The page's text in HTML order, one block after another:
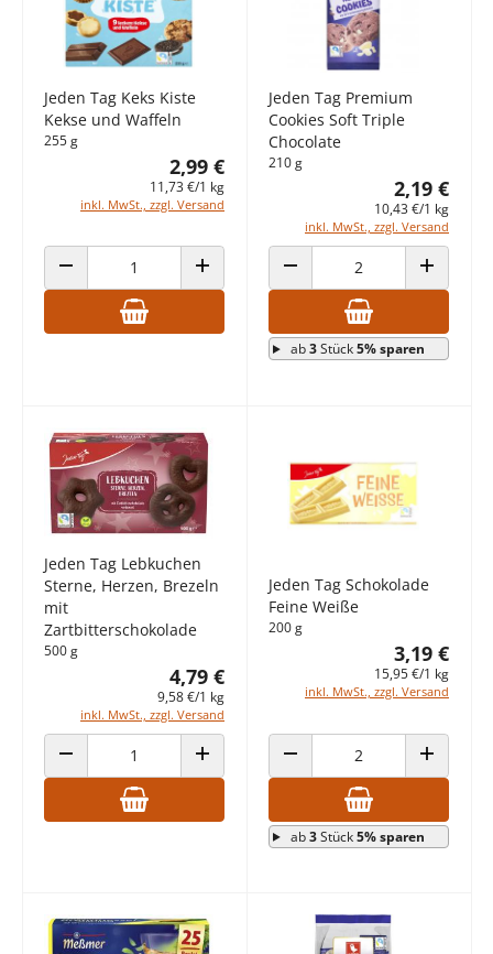
Jeden Tag Keks Kiste
Kekse und Waffeln
255 g
2,99 €
11,73 €/1 kg
inkl. MwSt., zzgl. Versand
ANZAHL VERRINGERN ANZAHL ERHÖHEN
Jeden Tag Premium
Cookies Soft Triple
Chocolate
210 g
2,19 €
10,43 €/1 kg
inkl. MwSt., zzgl. Versand
ANZAHL VERRINGERN ANZAHL
ab3Stück5% sparen
Jeden Tag Lebkuchen
Sterne, Herzen, Brezeln
mit
Zartbitterschokolade
500 g
4,79 €
9,58 €/1 kg
inkl. MwSt., zzgl. Versand
ANZAHL VERRINGERN ANZAHL ERHÖHEN
Jeden Tag Schokolade
Feine Weiße
200 g
3,19 €
15,95 €/1 kg
inkl. MwSt., zzgl. Versand
ANZAHL VERRINGERN ANZAHL
ab3Stück5% sparen